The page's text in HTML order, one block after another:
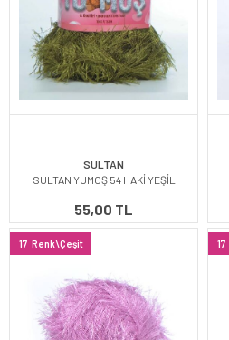
SULTAN
SULTAN YUMOŞ 54 HAKİ YEŞİL
55,00 TL
17 Renk\Çeşit 17